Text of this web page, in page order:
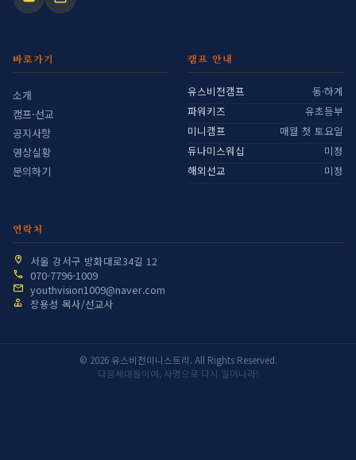
바로가기
소개
캠프·선교
공지사항
영상실황
문의하기
캠프 안내
유스비전캠프
동·하계
파워키즈
유초등부
미니캠프
매월 첫 토요일
듀나미스워십
미정
해외선교
미정
연락처
서울 강서구 방화대로34길 12
070-7796-1009
youthvision1009@naver.com
장용성 목사/선교사
© 2026 유스비전미니스트리. All Rights Reserved.
다음세대들이여, 사명으로 다시 일어나라!